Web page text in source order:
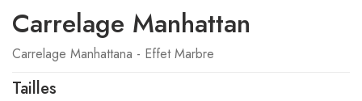
Carrelage Manhattan
Carrelage Manhattana - Effet Marbre
Tailles